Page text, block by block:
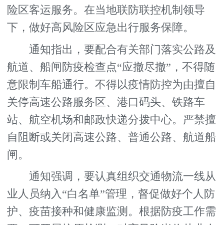
险区客运服务。在当地联防联控机制领导
下，做好高风险区应急出行服务保障。
通知指出，要配合有关部门落实公路及
航道、船闸防疫检查点“应撤尽撤”，不得随
意限制车船通行。不得以疫情防控为由擅自
关停高速公路服务区、港口码头、铁路车
站、航空机场和邮政快递分拨中心。严禁擅
自阻断或关闭高速公路、普通公路、航道船
闸。
通知强调，要认真组织交通物流一线从
业人员纳入“白名单”管理，督促做好个人防
护、疫苗接种和健康监测。根据防疫工作需